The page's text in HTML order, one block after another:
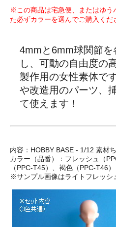
※この商品は宅急便、またはゆう
た必ずカラーを選んでご購入くだ
4mmと6mm球関節を
し、可動の自由度の
製作用の女性素体で
や改造用のパーツ、
て使えます！
内容：HOBBY BASE - 1/12 素材
カラー（品番）：フレッシュ（
（PPC-T45）、褐色（PPC-T46）
※サンプル画像はライトフレッシ